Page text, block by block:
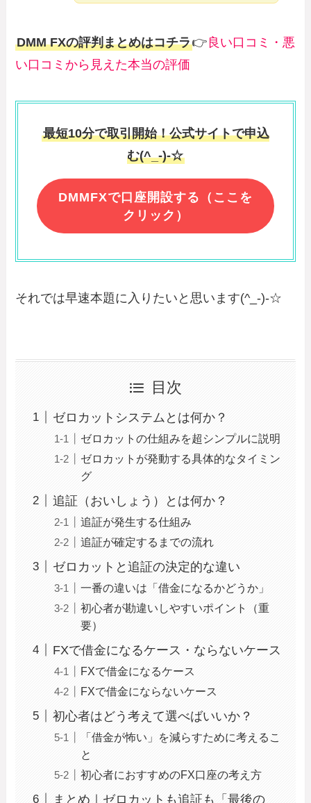
DMM FXの評判まとめはコチラ👉 良い口コミ・悪
い口コミから見えた本当の評価
最短10分で取引開始！公式サイトで申込
む(^_-)-☆
DMMFXで口座開設する（ここを
クリック）
それでは早速本題に入りたいと思います(^_-)-☆
目次
ゼロカットシステムとは何か？
ゼロカットの仕組みを超シンプルに説明
ゼロカットが発動する具体的なタイミン
グ
追証（おいしょう）とは何か？
追証が発生する仕組み
追証が確定するまでの流れ
ゼロカットと追証の決定的な違い
一番の違いは「借金になるかどうか」
初心者が勘違いしやすいポイント（重
要）
FXで借金になるケース・ならないケース
FXで借金になるケース
FXで借金にならないケース
初心者はどう考えて選べばいいか？
「借金が怖い」を減らすために考えるこ
と
初心者におすすめのFX口座の考え方
まとめ｜ゼロカットも追証も「最後の